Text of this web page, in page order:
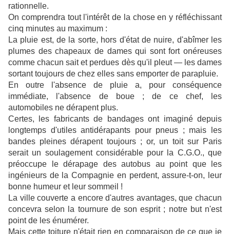
rationnelle.
On comprendra tout l'intérêt de la chose en y réfléchissant
cinq minutes au maximum :
La pluie est, de la sorte, hors d'état de nuire, d'abîmer les
plumes des chapeaux de dames qui sont fort onéreuses
comme chacun sait et perdues dès qu'il pleut — les dames
sortant toujours de chez elles sans emporter de parapluie.
En outre l'absence de pluie a, pour conséquence
immédiate, l'absence de boue ; de ce chef, les
automobiles ne dérapent plus.
Certes, les fabricants de bandages ont imaginé depuis
longtemps d'utiles antidérapants pour pneus ; mais les
bandes pleines dérapent toujours ; or, un toit sur Paris
serait un soulagement considérable pour la C.G.O., que
préoccupe le dérapage des autobus au point que les
ingénieurs de la Compagnie en perdent, assure-t-on, leur
bonne humeur et leur sommeil !
La ville couverte a encore d'autres avantages, que chacun
concevra selon la tournure de son esprit ; notre but n'est
point de les énumérer.
Mais cette toiture n'était rien en comparaison de ce que je